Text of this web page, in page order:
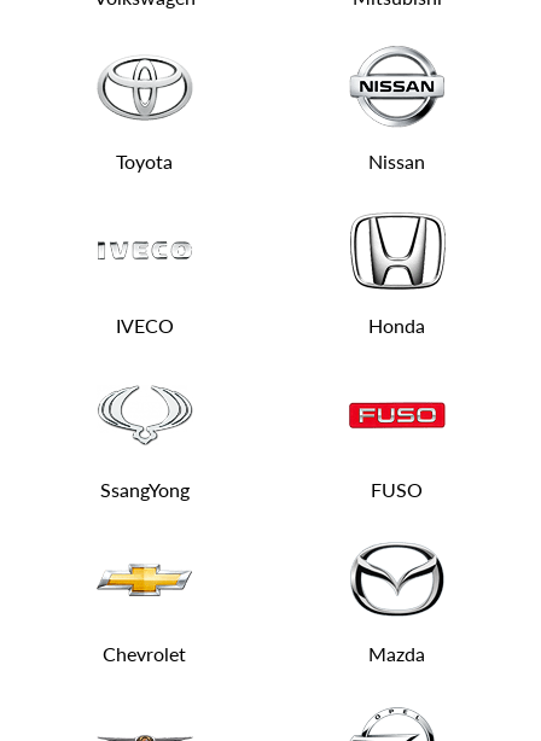
Toyota Nissan
IVECO Honda
SsangYong FUSO
Chevrolet Mazda